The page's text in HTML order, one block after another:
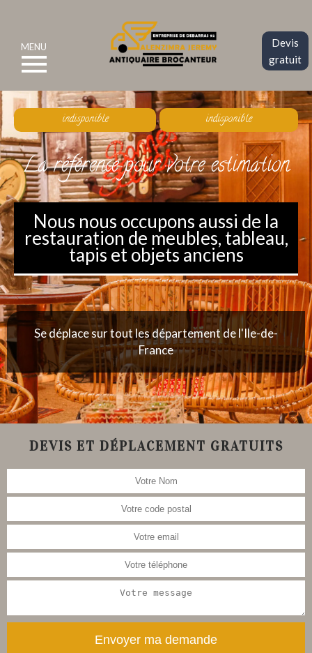
Devis
gratuit
MENU
indisponible indisponible
La référence pour votre estimation
Nous nous occupons aussi de la
restauration de meubles, tableau,
tapis et objets anciens
Se déplace sur tout les département de l'Ile-de-
France
DEVIS ET DÉPLACEMENT GRATUITS
restauration de meubles, tableau,
tapis et objets anciens